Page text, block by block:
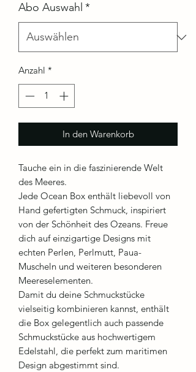
Abo Auswahl *
Anzahl *
In den Warenkorb
Tauche ein in die faszinierende Welt
des Meeres.
Jede Ocean Box enthält liebevoll von
Hand gefertigten Schmuck, inspiriert
von der Schönheit des Ozeans. Freue
dich auf einzigartige Designs mit
echten Perlen, Perlmutt, Paua-
Muscheln und weiteren besonderen
Meereselementen.
Damit du deine Schmuckstücke
vielseitig kombinieren kannst, enthält
die Box gelegentlich auch passende
Schmuckstücke aus hochwertigem
Edelstahl, die perfekt zum maritimen
Design abgestimmt sind.